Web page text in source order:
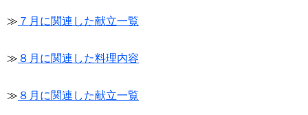
≫ ７月に関連した献立一覧
≫ ８月に関連した料理内容
≫ ８月に関連した献立一覧